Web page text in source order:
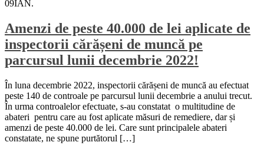
09IAN.
Amenzi de peste 40.000 de lei aplicate de
inspectorii cărășeni de muncă pe
parcursul lunii decembrie 2022!
În luna decembrie 2022, inspectorii cărășeni de muncă au efectuat
peste 140 de controale pe parcursul lunii decembrie a anului trecut.
În urma controalelor efectuate, s-au constatat o multitudine de
abateri pentru care au fost aplicate măsuri de remediere, dar și
amenzi de peste 40.000 de lei. Care sunt principalele abateri
constatate, ne spune purtătorul […]